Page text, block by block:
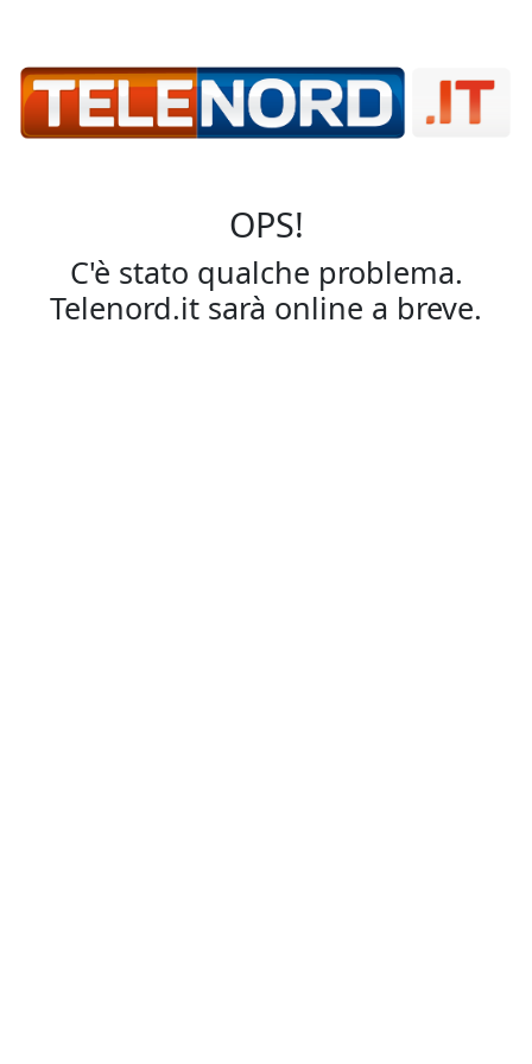
OPS!
C'è stato qualche problema.
Telenord.it sarà online a breve.